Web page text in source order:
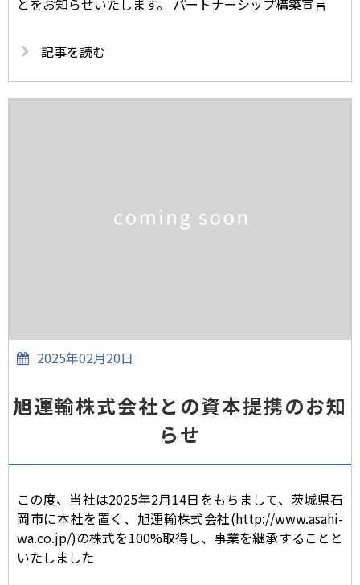
とをお知らせいたします。 パートナーシップ構築宣言
記事を読む
2025年02月20日
旭運輸株式会社との資本提携のお知
らせ
この度、当社は2025年2月14日をもちまして、茨城県石
岡市に本社を置く、旭運輸株式会社(http://www.asahi-
wa.co.jp/)の株式を100%取得し、事業を継承することと
いたしました